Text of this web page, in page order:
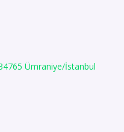
Ümraniye/İstanbul